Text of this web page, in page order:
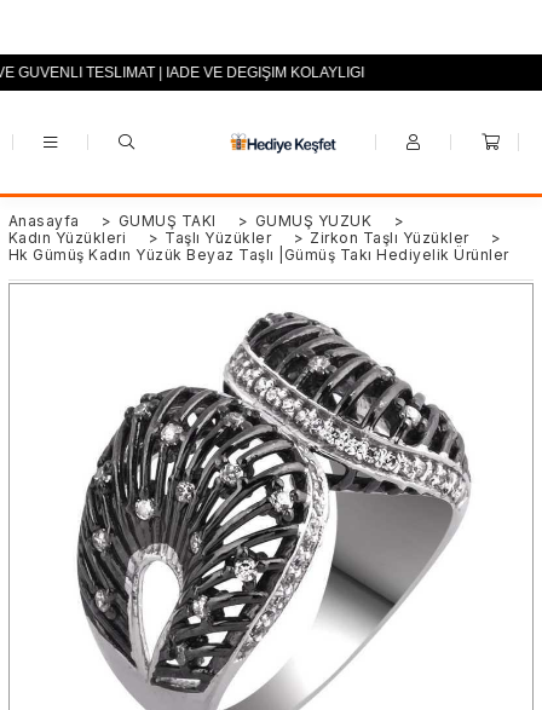
+90 (0553) 694 94 70
GÜVENLİ TESLİMAT | İADE VE DEĞİŞİM KOLAYLIĞI
Anasayfa > GÜMÜŞ TAKI > GÜMÜŞ YÜZÜK
>
Kadın Yüzükleri
> Taşlı Yüzükler > Zirkon Taşlı Yüzükler
>
Hk Gümüş Kadın Yüzük Beyaz Taşlı |Gümüş Takı Hediyelik Ürünler